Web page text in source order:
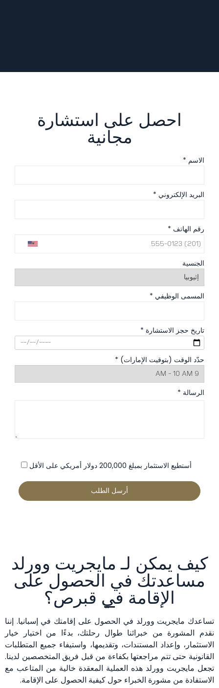
احصل على استشارة
مجانية
الاسم *
البريد الإلكتروني *
رقم الهاتف *
الجنسية
المسمى الوظيفي *
تاريخ حجز الاستشارة *
حدّد الوقت (بتوقيت الإمارات) *
الرسالة *
أستطيع الاستثمار بمبلغ 200,000 دولار أمريكي على الأقل
كيف يمكن لـ مايجريت وورلد
مساعدتك في الحصول على
الإقامة في قبرص؟
تساعدك مايجريت وورلد في الحصول على إقامتك في إسبانيا. إننا
نقدم المشورة من خبرائنا طوال رحلتك، بدءًا من اختيار خيار
الاستثمار، وإعداد المستندات، وتقديمها، واستيفاء جميع المتطلبات
القانونية حتى تتم مراجعتها بكفاءة من قبل فريق المتخصصين لدينا.
تجعل مايجريت وورلد هذه العملية المعقدة خالية من المتاعب مع
الاستفادة من مشورة الخبراء حول كيفية الحصول على الإقامة.